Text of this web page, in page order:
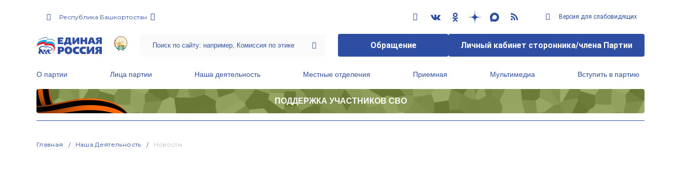
Республика Башкортостан Версия для слабовидящих
Обращение Личный кабинет сторонника/члена Партии
О партии Лица партии Наша деятельность Местные отделения Приемная Мультимедиа Вступить в партию
ПОДДЕРЖКА УЧАСТНИКОВ СВО
Главная Наша Деятельность Новости